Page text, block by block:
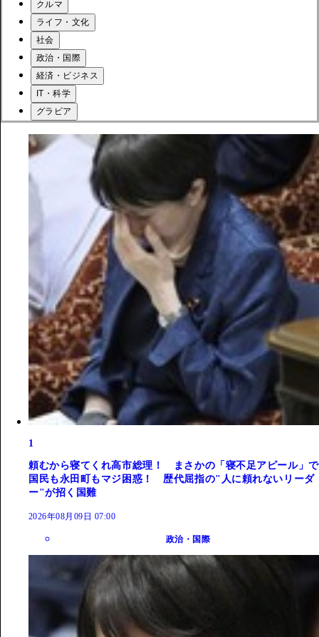
クルマ
ライフ・文化
社会
政治・国際
経済・ビジネス
IT・科学
グラビア
1
頼むから寝てくれ高市総理！ まさかの「寝不足アピール」で
国民も永田町もマジ困惑！ 歴代屈指の"人に頼れないリーダ
ー"が招く国難
2026年08月09日 07:00
政治・国際